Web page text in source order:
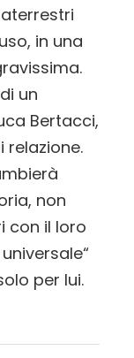
in una
un
Bertacci,
relazione.
non
con il loro
per lui.